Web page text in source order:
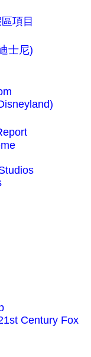
項目
士尼)
Century Fox